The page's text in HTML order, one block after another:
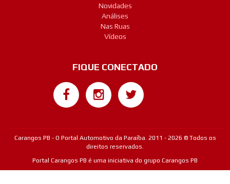
Novidades
Análises
Nas Ruas
Vídeos
FIQUE CONECTADO
Carangos PB - O Portal Automotivo da Paraíba. 2011 - 2026 © Todos os
direitos reservados.
Portal Carangos PB é uma iniciativa do grupo Carangos PB